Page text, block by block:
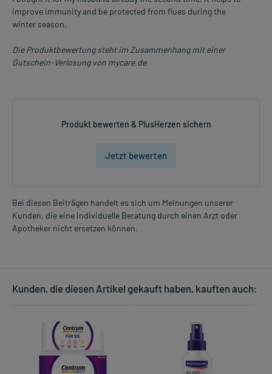
improve immunity and be protected from flues during the
winter season.
Die Produktbewertung steht im Zusammenhang mit einer
Gutschein-Verlosung von mycare.de
Produkt bewerten & PlusHerzen sichern
Jetzt bewerten
Bei diesen Beiträgen handelt es sich um Meinungen unserer
Kunden, die eine individuelle Beratung durch einen Arzt oder
Apotheker nicht ersetzen können.
Kunden, die diesen Artikel gekauft haben, kauften auch: